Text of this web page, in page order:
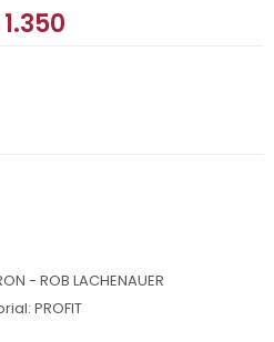
1.350
- ROB LACHENAUER
PROFIT